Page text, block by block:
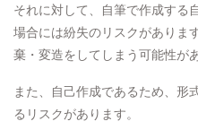
それに対して、自筆で作成する
場合には紛失のリスクがありま
棄・変造をしてしまう可能性が
また、自己作成であるため、形
るリスクがあります。